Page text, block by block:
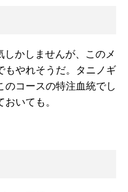
しかしませんが、このメ
もやれそうだ。タニノギ
のコースの特注血統でし
いても。